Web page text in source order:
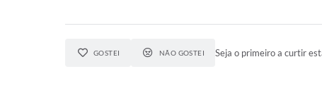
GOSTEI NÃO GOSTEI Seja o primeiro a curtir